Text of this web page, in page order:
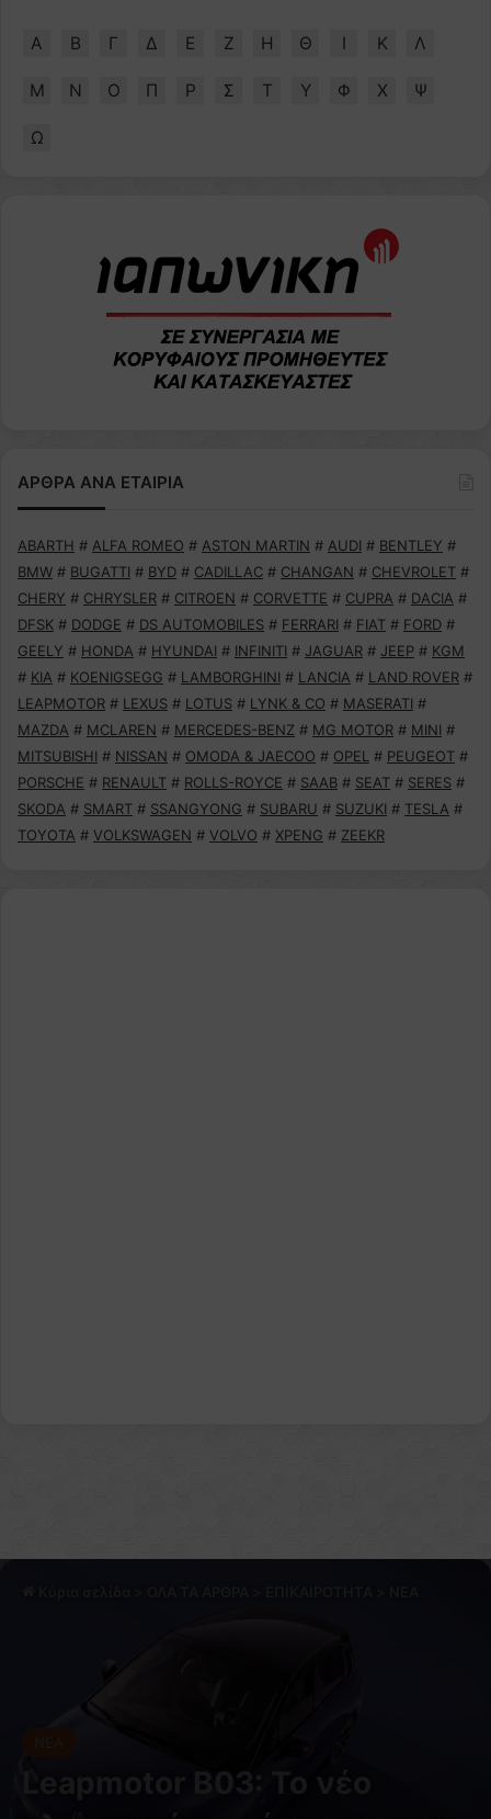
Α Β Γ Δ Ε Ζ Η Θ Ι Κ Λ
Μ Ν Ο Π Ρ Σ Τ Υ Φ Χ Ψ
Ω
ΑΡΘΡΑ ΑΝΑ ΕΤΑΙΡΙΑ
ABARTH # ALFA ROMEO # ASTON MARTIN # AUDI # BENTLEY #
BMW # BUGATTI # BYD # CADILLAC # CHANGAN # CHEVROLET #
CHERY # CHRYSLER # CITROEN # CORVETTE # CUPRA # DACIA #
DFSK # DODGE # DS AUTOMOBILES # FERRARI # FIAT # FORD #
GEELY # HONDA # HYUNDAI # INFINITI # JAGUAR # JEEP # KGM
# KIA # KOENIGSEGG # LAMBORGHINI # LANCIA # LAND ROVER #
LEAPMOTOR # LEXUS # LOTUS # LYNK & CO # MASERATI #
MAZDA # MCLAREN # MERCEDES-BENZ # MG MOTOR # MINI #
MITSUBISHI # NISSAN # OMODA & JAECOO # OPEL # PEUGEOT #
PORSCHE # RENAULT # ROLLS-ROYCE # SAAB # SEAT # SERES #
SKODA # SMART # SSANGYONG # SUBARU # SUZUKI # TESLA #
TOYOTA # VOLKSWAGEN # VOLVO # XPENG # ZEEKR